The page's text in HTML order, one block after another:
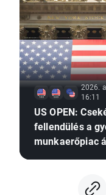
2026.
16:11
US OPEN:
fellendülés a
munkaerőpiac